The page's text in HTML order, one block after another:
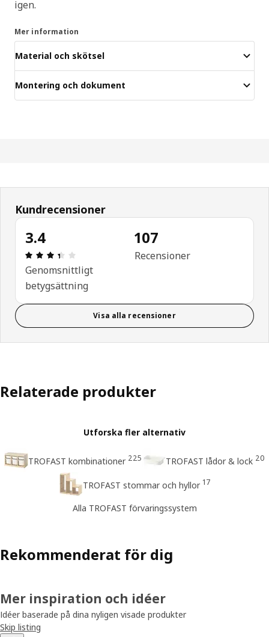
igen.
Mer information
Material och skötsel
Montering och dokument
Kundrecensioner
3.4
Recension: 3.4 / 5 stjärnor. Totalt antal
Genomsnittligt
betygsättning
107
Recensioner
Visa alla recensioner
Relaterade produkter
Utforska fler alternativ
TROFAST kombinationer 225 TROFAST lådor & lock 20
TROFAST stommar och hyllor 17
Alla TROFAST förvaringssystem
Rekommenderat för dig
Mer inspiration och idéer
Idéer baserade på dina nyligen visade produkter
Skip listing